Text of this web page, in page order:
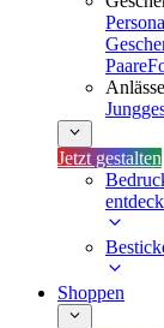
Paare
Anlässe
Jetzt gestalten
Shoppen